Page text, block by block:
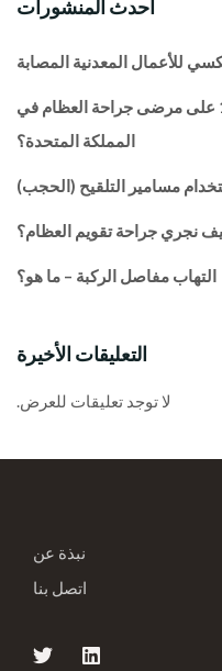
أحدث المنشورات
للأعمال المعدنية المصابة
ما هو التأثير الحقيقي لأزمة كوفيد-19 على مرضى جراحة العظام في
المملكة المتحدة؟
مسامير التلقيح (الحجب)
نجري جراحة تقويم العظام؟
التهاب مفاصل الركبة – ما هو؟
التعليقات الأخيرة
لا توجد تعليقات للعرض.
نبذة عن
اتصل بنا